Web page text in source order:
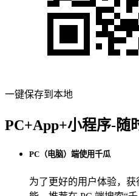
一键保存到本地
PC+App+小程序-随
PC（电脑）端使用千瓜
为了更好的用户体验，